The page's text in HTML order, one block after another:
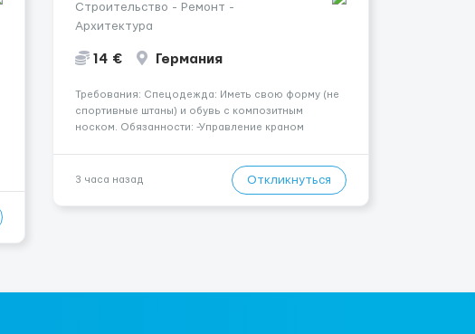
Строительство - Ремонт -
Архитектура
14 € Германия
Требования: Спецодежда: Иметь свою форму (не
спортивные штаны) и обувь с композитным
носком. Обязанности: -Управление краном
инструкций по безопасности. -Опыт управления
различными типами кранов (моб...
3 часа назад Откликнуться